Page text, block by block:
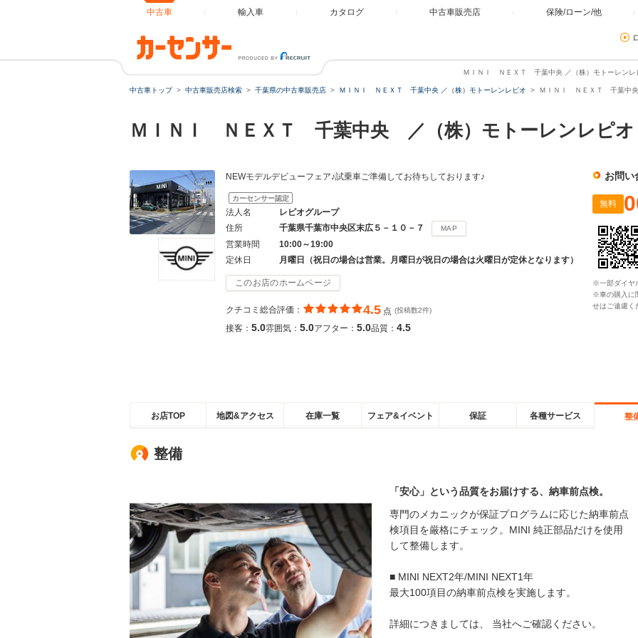
中古車 輸入車 カタログ 中古車販売店 保険/ローン/他
ＭＩＮＩ ＮＥＸＴ 千葉中央 ／（株）モトーレンレ
中古車トップ 中古車販売店検索 千葉県の中古車販売店 ＭＩＮＩ ＮＥＸＴ 千葉中央 ／（株）モトーレンレピオ ＭＩＮＩ ＮＥＸＴ 千葉中央
ＭＩＮＩ ＮＥＸＴ 千葉中央 ／（株）モトーレンレピオ
NEWモデルデビューフェア♪試乗車ご準備してお待ちしております♪
カーセンサー認定
法人名
レピオグループ
住所
千葉県千葉市中央区末広５－１０－７ MAP
営業時間
10:00～19:00
定休日
月曜日（祝日の場合は営業。月曜日が祝日の場合は火曜日が定休となります）
このお店のホームページ
クチコミ総合評価： 4.5 点 (投稿数2件)
接客： 5.0雰囲気： 5.0アフター： 5.0品質： 4.5
お問い
無料
※一部ダイヤ
※車の購入に
せはご遠慮く
お店TOP 地図&アクセス 在庫一覧 フェア&イベント 保証 各種サービス 整
整備
「安心」という品質をお届けする、納車前点検。
専門のメカニックが保証プログラムに応じた納車前点
検項目を厳格にチェック。MINI 純正部品だけを使用
して整備します。
■ MINI NEXT2年/MINI NEXT1年
最大100項目の納車前点検を実施します。
詳細につきましては、 当社へご確認ください。